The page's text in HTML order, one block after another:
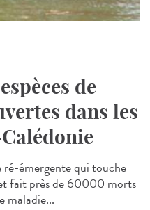
de
dans les
ré-émergente qui touche
fait près de 60000 morts
maladie...